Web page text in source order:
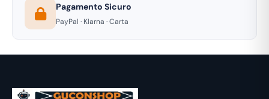
Pagamento Sicuro
PayPal · Klarna · Carta